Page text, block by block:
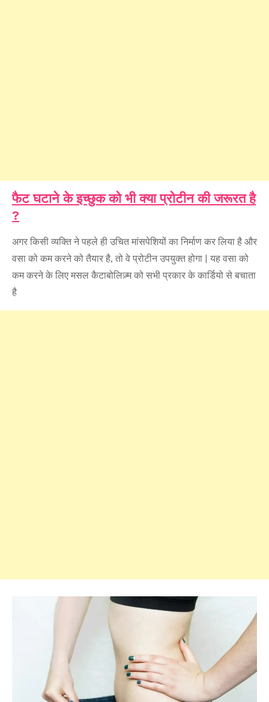
फैट घटाने के इच्छुक को भी क्या प्रोटीन की जरूरत है
?
अगर किसी व्यक्ति ने पहले ही उचित मांसपेशियों का निर्माण कर लिया है और
वसा को कम करने को तैयार है, तो वे प्रोटीन उपयुक्त होगा | यह वसा को
कम करने के लिए मसल कैटाबोलिज़्म को सभी प्रकार के कार्डियो से बचाता
है